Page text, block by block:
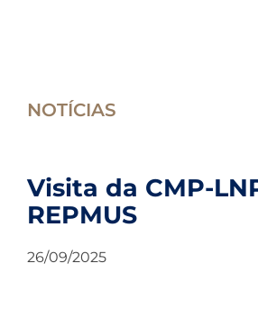
Eventos
Artigos
NOTÍCIAS
Visita da CMP-
REPMUS
26/09/2025